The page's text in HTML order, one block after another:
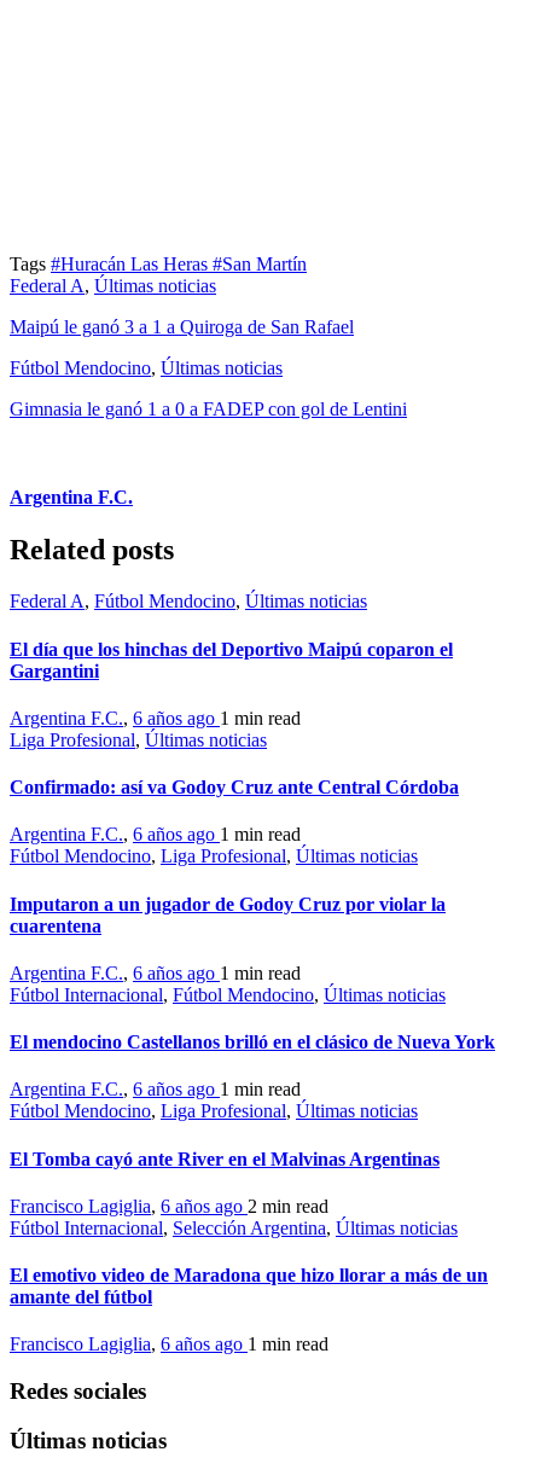
Tags #Huracán Las Heras #San Martín
Federal A, Últimas noticias
Maipú le ganó 3 a 1 a Quiroga de San Rafael
Fútbol Mendocino, Últimas noticias
Gimnasia le ganó 1 a 0 a FADEP con gol de Lentini
Argentina F.C.
Related posts
Federal A, Fútbol Mendocino, Últimas noticias
El día que los hinchas del Deportivo Maipú coparon el
Gargantini
Argentina F.C., 6 años ago 1 min read
Liga Profesional, Últimas noticias
Confirmado: así va Godoy Cruz ante Central Córdoba
Argentina F.C., 6 años ago 1 min read
Fútbol Mendocino, Liga Profesional, Últimas noticias
Imputaron a un jugador de Godoy Cruz por violar la
cuarentena
Argentina F.C., 6 años ago 1 min read
Fútbol Internacional, Fútbol Mendocino, Últimas noticias
El mendocino Castellanos brilló en el clásico de Nueva York
Argentina F.C., 6 años ago 1 min read
Fútbol Mendocino, Liga Profesional, Últimas noticias
El Tomba cayó ante River en el Malvinas Argentinas
Francisco Lagiglia, 6 años ago 2 min read
Fútbol Internacional, Selección Argentina, Últimas noticias
El emotivo video de Maradona que hizo llorar a más de un
amante del fútbol
Francisco Lagiglia, 6 años ago 1 min read
Redes sociales
Últimas noticias